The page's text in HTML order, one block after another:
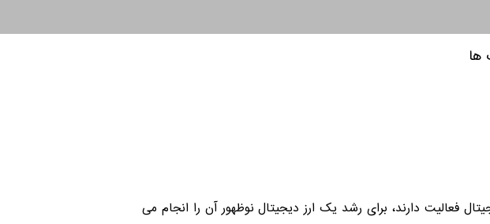
فعالیت دارند، برای رشد یک ارز دیجیتال نوظهور آن را انجام می